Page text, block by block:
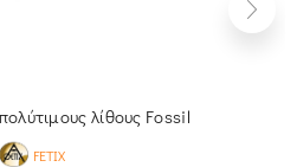
λίθους Fossil
FETIX